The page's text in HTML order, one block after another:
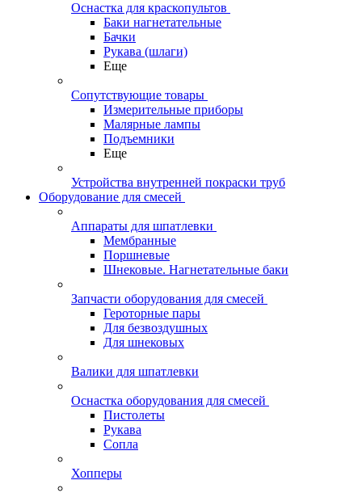
Оснастка для краскопультов
Баки нагнетательные
Бачки
Рукава (шлаги)
Еще
Сопутствующие товары
Измерительные приборы
Малярные лампы
Подъемники
Еще
Устройства внутренней покраски труб
Оборудование для смесей
Аппараты для шпатлевки
Мембранные
Поршневые
Шнековые. Нагнетательные баки
Запчасти оборудования для смесей
Героторные пары
Для безвоздушных
Для шнековых
Валики для шпатлевки
Оснастка оборудования для смесей
Пистолеты
Рукава
Сопла
Хопперы